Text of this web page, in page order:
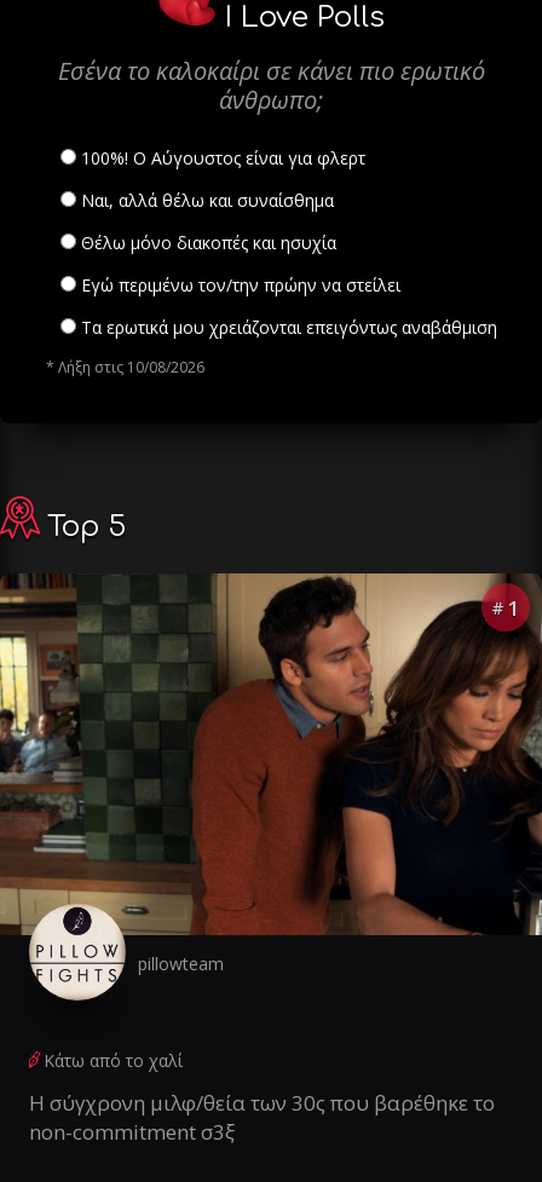
I Love Polls
Εσένα το καλοκαίρι σε κάνει πιο ερωτικό
άνθρωπο;
100%! Ο Αύγουστος είναι για φλερτ
Ναι, αλλά θέλω και συναίσθημα
Θέλω μόνο διακοπές και ησυχία
Εγώ περιμένω τον/την πρώην να στείλει
Τα ερωτικά μου χρειάζονται επειγόντως αναβάθμιση
* Λήξη στις 10/08/2026
Top 5
# 1
pillowteam
Κάτω από το χαλί
Η σύγχρονη μιλφ/θεία των 30ς που βαρέθηκε το
non-commitment σ3ξ